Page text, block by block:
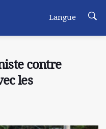
Langue
contre
les